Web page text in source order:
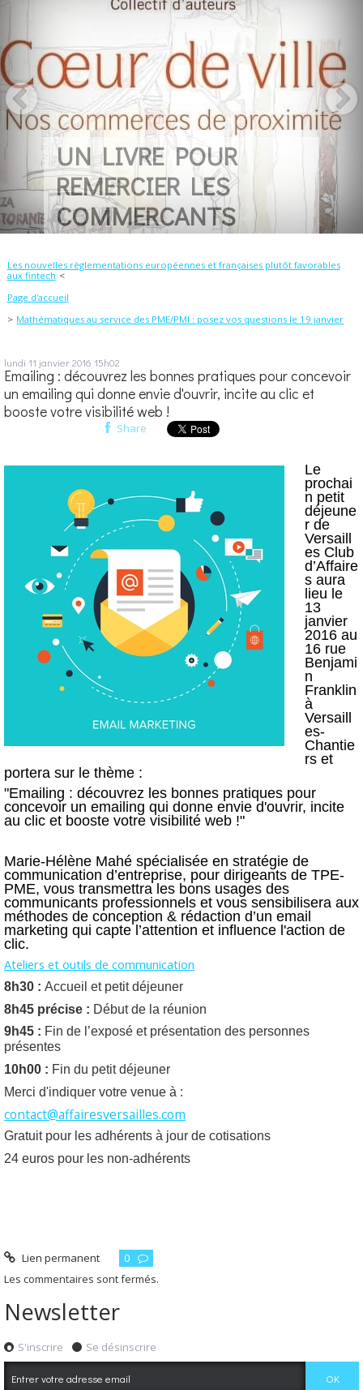
UN LIVRE POUR
REMERCIER LES
COMMERCANTS
Les nouvelles règlementations européennes et françaises plutôt favorables
aux fintech
Page d'accueil
Mathématiques au service des PME/PMI : posez vos questions le 19 janvier
lundi 11 janvier 2016 15h02
Emailing : découvrez les bonnes pratiques pour concevoir
un emailing qui donne envie d'ouvrir, incite au clic et
booste votre visibilité web !
Share
Le
prochai
n petit
déjeune
r de
Versaill
es Club
d’Affaire
s aura
lieu le
13
janvier
2016 au
16 rue
Benjami
n
Franklin
à
Versaill
es-
Chantie
rs et
portera sur le thème :
"Emailing : découvrez les bonnes pratiques pour
concevoir un emailing qui donne envie d'ouvrir, incite
au clic et booste votre visibilité web !"
Marie-Hélène Mahé spécialisée en stratégie de
communication d’entreprise, pour dirigeants de TPE-
PME, vous transmettra les bons usages des
communicants professionnels et vous sensibilisera aux
méthodes de conception & rédaction d’un email
marketing qui capte l’attention et influence l'action de
clic.
Ateliers et outils de communication
8h30 : Accueil et petit déjeuner
8h45 précise : Début de la réunion
9h45 : Fin de l’exposé et présentation des personnes
présentes
10h00 : Fin du petit déjeuner
Merci d'indiquer votre venue à :
contact@affairesversailles.com
Gratuit pour les adhérents à jour de cotisations
24 euros pour les non-adhérents
Lien permanent
0
Les commentaires sont fermés.
Newsletter
S'inscrire Se désinscrire